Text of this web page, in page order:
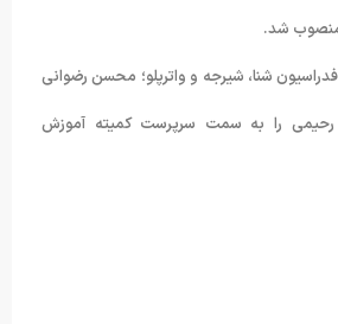
شد.
شنا، شیرجه و واترپلو؛ محسن رضوانی
رحیمی را به سمت سرپرست کمیته آموزش